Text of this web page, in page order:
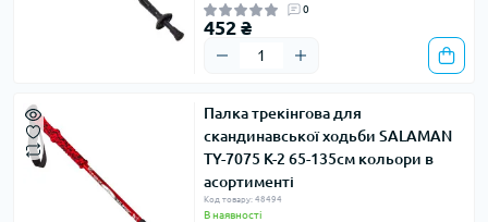
0
452 ₴
Палка трекінгова для
скандинавської ходьби SALAMAN
TY-7075 K-2 65-135см кольори в
асортименті
Код товару: 48494
В наявності